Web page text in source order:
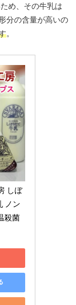
め、その牛乳は
分の含量が高いの
。
しぼ
ノン
殺菌